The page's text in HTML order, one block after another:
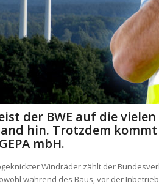
der BWE auf die
hin. Trotzdem
mbH.
Windräder zählt der
während des Baus, vor der